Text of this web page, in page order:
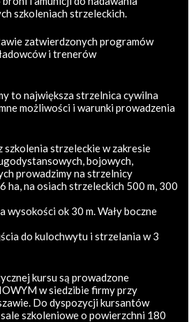
szkoleniach strzeleckich.
zatwierdzonych programów
i trenerów
to największa strzelnica cywilna
możliwości i warunki prowadzenia
strzeleckie w zakresie
bojowych,
prowadzimy na strzelnicy
ha, na osiach strzeleckich 500 m, 300
wysokości ok 30 m. Wały boczne
do kulochwytu i strzelania w 3
kursu są prowadzone
w siedzibie firmy przy
Do dyspozycji kursantów
szkoleniowe o powierzchni 180